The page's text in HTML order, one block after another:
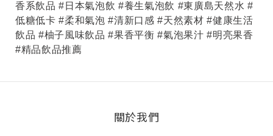
香系飲品 #日本氣泡飲 #養生氣泡飲 #東廣島天然水 #
低糖低卡 #柔和氣泡 #清新口感 #天然素材 #健康生活
飲品 #柚子風味飲品 #果香平衡 #氣泡果汁 #明亮果香
#精品飲品推薦
關於我們